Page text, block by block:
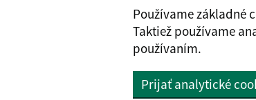
Vyhlásenie o prístupnosti
Vytvorené v súlade s
Používame základné
Taktiež používame
používaním.
Prijať analytické